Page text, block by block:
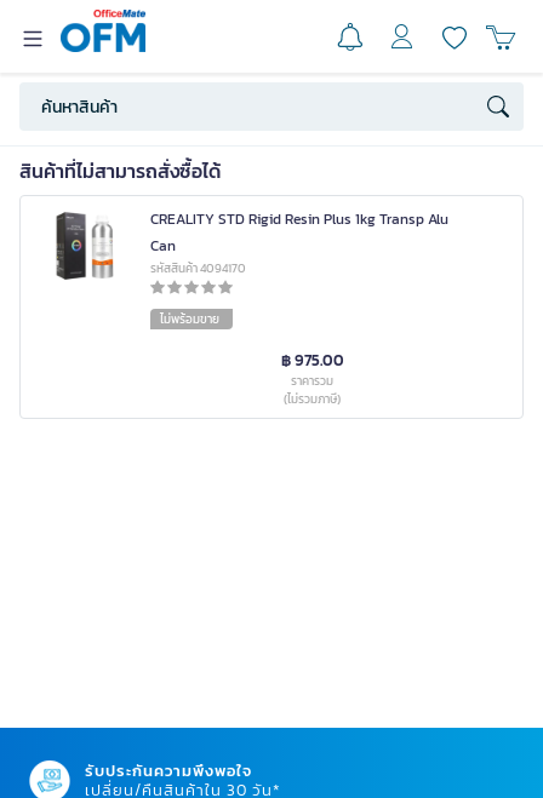
สินค้าที่ไม่สามารถสั่งซื้อได้
CREALITY STD Rigid Resin Plus 1kg Transp Alu
Can
รหัสสินค้า 4094170
ไม่พร้อมขาย
฿ 975.00
ราคารวม
(ไม่รวมภาษี)
รับประกันความพึงพอใจ
เปลี่ยน/คืนสินค้าใน 30 วัน*